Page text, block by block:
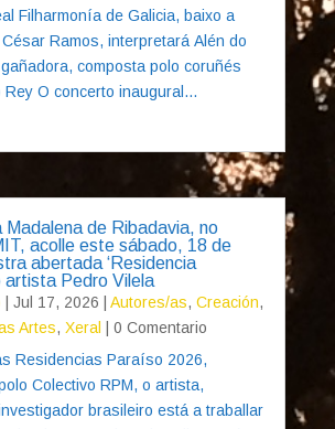
Filharmonía de Galicia, baixo a
Ramos, interpretará Alén do
composta polo coruñés
Rey O concerto inaugural...
Madalena de Ribadavia, no
acolle este sábado, 18 de
abertada ‘Residencia
artista Pedro Vilela
Jul 17, 2026 Autores/as, Creación,
Artes, Xeral
| 0 Comentario
Residencias Paraíso 2026,
Colectivo RPM, o artista,
brasileiro está a traballar